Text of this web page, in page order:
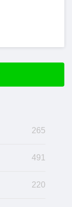
265
491
220